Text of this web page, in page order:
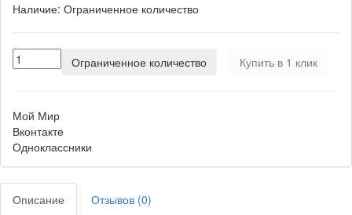
Наличие: Ограниченное количество
Ограниченное количество Купить в 1 клик
Мой Мир
Вконтакте
Одноклассники
Описание
Отзывов (0)